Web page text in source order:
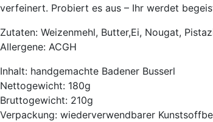
verfeinert. Probiert es aus – Ihr werdet
Zutaten: Weizenmehl, Butter,Ei, Nougat,
Allergene: ACGH
Inhalt: handgemachte Badener Busserl
Nettogewicht: 180g
Bruttogewicht: 210g
Verpackung: wiederverwendbarer